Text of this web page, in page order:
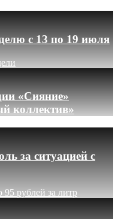
с 13 по 19 июля
«Сияние»
коллектив»
за ситуацией с
рублей за литр